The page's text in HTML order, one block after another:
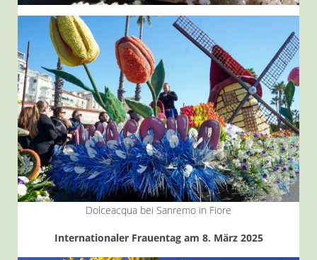
Dolceacqua bei Sanremo in Fiore
Internationaler Frauentag am 8. März 2025